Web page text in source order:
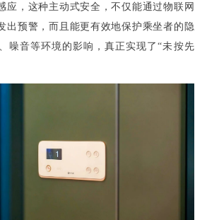
应，这种主动式安全，不仅能通过物联网
出预警，而且能更有效地保护乘坐者的隐
噪音等环境的影响，真正实现了“未按先